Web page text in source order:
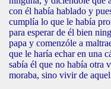
con él había hablado y
cumplía lo que le había
para esperar de él bien
papa y comenzóle a
que le haría echar en una
sabía él que no había otra
moraba, sino vivir de